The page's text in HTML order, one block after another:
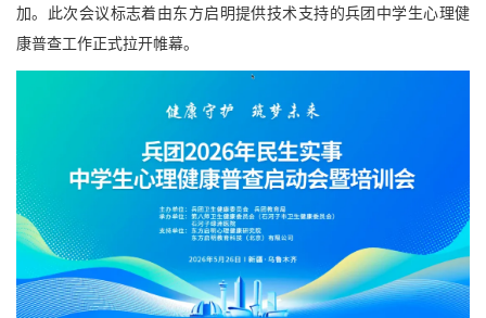
加。此次会议标志着由东方启明提供技术支持的兵团中学生心理健
康普查工作正式拉开帷幕。